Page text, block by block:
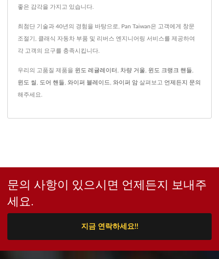
좋은 감각을 가지고 있습니다.
최첨단 기술과 40년의 경험을 바탕으로, Pan Taiwan은 고객에게 창문
조절기, 클래식 자동차 부품 및 리버스 엔지니어링 서비스를 제공하여
각 고객의 요구를 충족시킵니다.
우리의 고품질 제품을 윈도 레귤레이터 , 차량 거울, 윈도 크랭크 핸들,
윈도 씰 , 도어 핸들, 와이퍼 블레이드, 와이퍼 암 살펴보고 언제든지 문의
해주세요.
문의 사항이 있으시면 언제든지 보내주
세요.
지금 연락하세요!!